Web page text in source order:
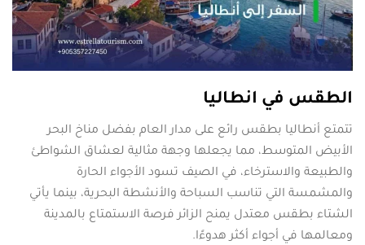
الطقس في انطاليا
تتمتع أنطاليا بطقس رائع على مدار العام بفضل مناخ البحر
الأبيض المتوسط، مما يجعلها وجهة مثالية لعشاق الشواطئ
والطبيعة والاسترخاء، في الصيف تسود الأجواء الحارة
والمشمسة التي تناسب السباحة والأنشطة البحرية، بينما يأتي
الشتاء بطقس معتدل يمنح الزائر فرصة الاستمتاع بالمدينة
ومعالمها في أجواء أكثر هدوءًا.